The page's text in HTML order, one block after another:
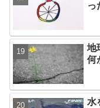
っ
地
何
水